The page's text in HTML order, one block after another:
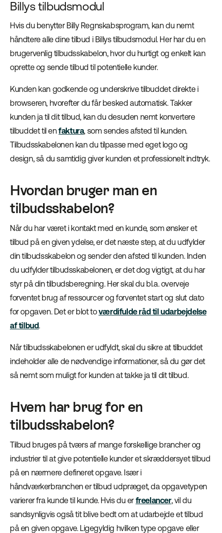
Billys tilbudsmodul
Hvis du benytter Billy Regnskabsprogram, kan du nemt
håndtere alle dine tilbud i Billys tilbudsmodul. Her har du en
brugervenlig tilbudsskabelon, hvor du hurtigt og enkelt kan
oprette og sende tilbud til potentielle kunder.
Kunden kan godkende og underskrive tilbuddet direkte i
browseren, hvorefter du får besked automatisk. Takker
kunden ja til dit tilbud, kan du desuden nemt konvertere
tilbuddet til enfaktura, som sendes afsted til kunden.
Tilbudsskabelonen kan du tilpasse med eget logo og
design, så du samtidig giver kunden et professionelt indtryk.
Hvordan bruger man en
tilbudsskabelon?
Når du har været i kontakt med en kunde, som ønsker et
tilbud på en given ydelse, er det næste step, at du udfylder
din tilbudsskabelon og sender den afsted til kunden. Inden
du udfylder tilbudsskabelonen, er det dog vigtigt, at du har
styr på din tilbudsberegning. Her skal du bl.a. overveje
forventet brug af ressourcer og forventet start og slut dato
for opgaven. Det er blot toværdifulde råd til udarbejdelse
af tilbud.
Når tilbudsskabelonen er udfyldt, skal du sikre at tilbuddet
indeholder alle de nødvendige informationer, så du gør det
så nemt som muligt for kunden at takke ja til dit tilbud.
Hvem har brug for en
tilbudsskabelon?
Tilbud bruges på tværs af mange forskellige brancher og
industrier til at give potentielle kunder et skræddersyet tilbud
på en nærmere defineret opgave. Især i
håndværkerbranchen er tilbud udpræget, da opgavetypen
varierer fra kunde til kunde. Hvis du er freelancer, vil du
sandsynligvis også tit blive bedt om at udarbejde et tilbud
på en given opgave. Ligegyldig hvilken type opgave eller